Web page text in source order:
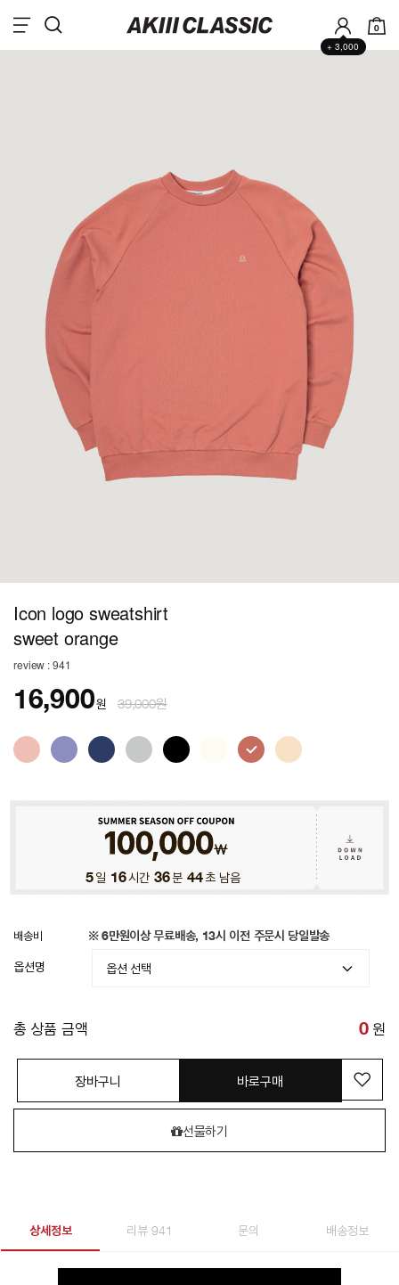
+ 3,000
0
Icon logo sweatshirt
sweet orange
review : 941
16,900원 39,000원
5일 16시간 36분 42초 남음
배송비 ※ 6만원이상 무료배송, 13시 이전 주문시 당일발송
옵션명
총 상품 금액 0 원
장바구니 바로구매
선물하기
상세정보 리뷰 941 문의 배송정보